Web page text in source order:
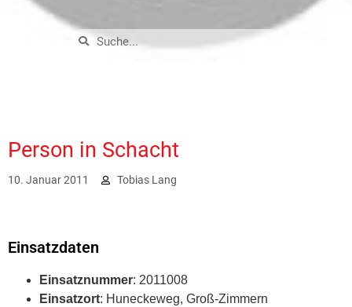
Person in Schacht
10. Januar 2011 Tobias Lang
Einsatzdaten
Einsatznummer: 2011008
Einsatzort: Huneckeweg, Groß-Zimmern